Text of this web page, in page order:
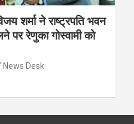
शर्मा ने राष्ट्रपति भवन
रेणुका गोस्वामी को
News Desk